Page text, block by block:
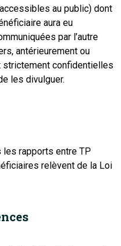
au public) dont
aura eu
par l’autre
antérieurement ou
strictement confidentielles
les divulguer.
les rapports entre TP
relèvent de la Loi